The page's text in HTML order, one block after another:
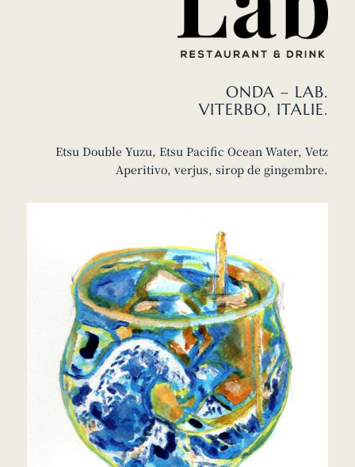
ONDA – LAB.
VITERBO, ITALIE.
Etsu Double Yuzu, Etsu Pacific Ocean Water, Vetz
Aperitivo, verjus, sirop de gingembre.